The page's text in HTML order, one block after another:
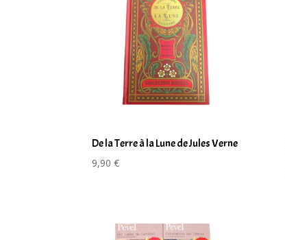
De la Terre à la Lune de Jules Verne
9,90€